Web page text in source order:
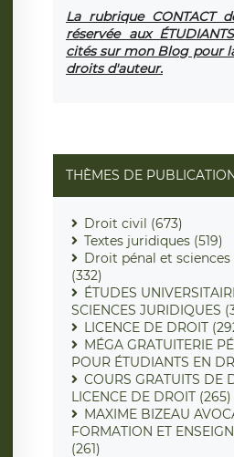
La rubrique CONTACT
réservée aux
cités sur mon Blog pour
droits d'auteur.
THÈMES DE
Droit civil (673)
Textes juridiques (519)
Droit pénal et
(332)
ÉTUDES
SCIENCES JURIDIQUES
LICENCE DE DROIT
MÉGA GRATUITERIE
POUR ÉTUDIANTS EN
COURS GRATUITS DE
LICENCE DE DROIT (265)
MAXIME BIZEAU
FORMATION ET
(261)